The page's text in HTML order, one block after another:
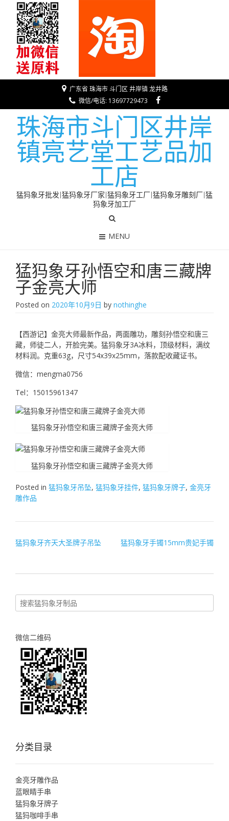
广东省 珠海市 斗门区 井岸镇 龙井路
微信/电话: 13697729473
珠海市斗门区井岸
镇亮艺堂工艺品加
工店
猛犸象牙批发|猛犸象牙厂家|猛犸象牙工厂|猛犸象牙雕刻厂|猛
犸象牙加工厂
MENU
猛犸象牙孙悟空和唐三藏牌
子金亮大师
Posted on 2020年10月9日 by nothinghe
【西游记】金亮大师最新作品，两面雕功，雕刻孙悟空和唐三
藏，师徒二人，开脸完美。猛犸象牙3A冰料，顶级材料，满纹
材料润。克重63g，尺寸54x39x25mm，落款配收藏证书。
微信：mengma0756
Tel：15015961347
猛犸象牙孙悟空和唐三藏牌子金亮大师
猛犸象牙孙悟空和唐三藏牌子金亮大师
Posted in 猛犸象牙吊坠, 猛犸象牙挂件, 猛犸象牙牌子, 金亮牙
雕作品
文
导
猛犸象牙齐天大圣牌子吊坠 猛犸象牙手镯15mm贵妃手镯
微信二维码
分类目录
金亮牙雕作品
蓝眼睛手串
猛犸象牙牌子
猛犸咖啡手串